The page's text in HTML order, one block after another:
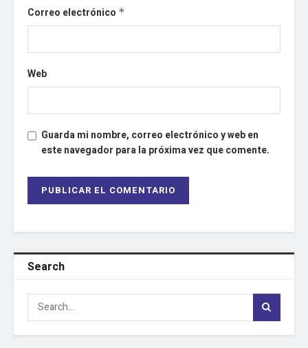
Correo electrónico *
Web
Guarda mi nombre, correo electrónico y web en
este navegador para la próxima vez que comente.
Search